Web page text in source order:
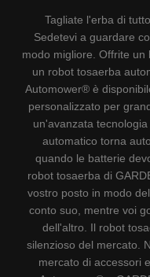
Tagliate l'erba di
Sedetevi a guardare
modo migliore. Offrite
un robot tosaerba
Automower® è
personalizzato per
un'avanzata
automatico torna
quando le batterie
robot tosaerba di
vostro posto in modo
conto suo, mentre voi
dell'altro. Il robot
silenzioso del mercato.
mercato di accessori